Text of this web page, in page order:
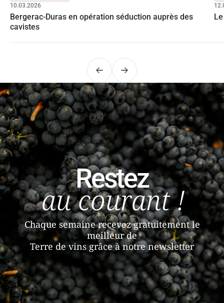
10.03.2026
Bergerac-Duras en opération séduction auprès des
cavistes
PrécédentSuivant
Restez
au courant !
Chaque semaine recevez gratuitement le
meilleur de
Terre de vins grâce à notre newsletter